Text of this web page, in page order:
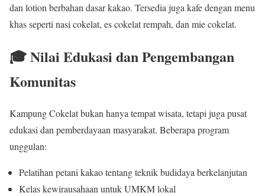
dan lotion berbahan dasar kakao. Tersedia juga kafe dengan menu
khas seperti nasi cokelat, es cokelat rempah, dan mie cokelat.
🎓 Nilai Edukasi dan Pengembangan
Komunitas
Kampung Cokelat bukan hanya tempat wisata, tetapi juga pusat
edukasi dan pemberdayaan masyarakat. Beberapa program
unggulan:
Pelatihan petani kakao tentang teknik budidaya berkelanjutan
Kelas kewirausahaan untuk UMKM lokal